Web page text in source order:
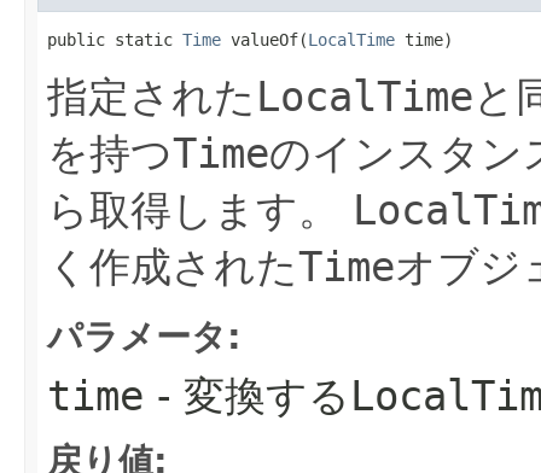
public static Time valueOf​(LocalTime time)
指定された LocalTimeと
を持つTimeのインスタン
ら取得します。
く作成されたTimeオブジ
パラメータ:
time - 変換する
戻り値: